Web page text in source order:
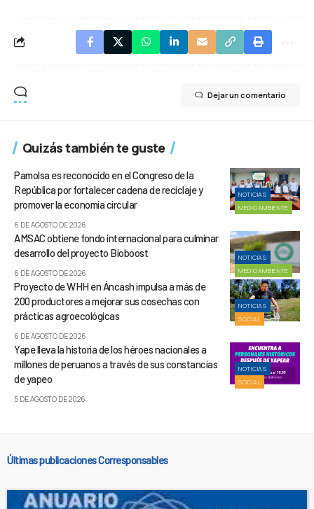
Dejar un comentario
Quizás también te guste
NOTICIAS
MEDIOAMBIENTE
Pamolsa es reconocido en el Congreso de la
República por fortalecer cadena de reciclaje y
promover la economía circular
6 DE AGOSTO DE 2026
NOTICIAS
MEDIOAMBIENTE
AMSAC obtiene fondo internacional para culminar
desarrollo del proyecto Bioboost
6 DE AGOSTO DE 2026
NOTICIAS
SOCIAL
Proyecto de WHH en Áncash impulsa a más de
200 productores a mejorar sus cosechas con
prácticas agroecológicas
6 DE AGOSTO DE 2026
NOTICIAS
SOCIAL
Yape lleva la historia de los héroes nacionales a
millones de peruanos a través de sus constancias
de yapeo
5 DE AGOSTO DE 2026
Últimas publicaciones Corresponsables